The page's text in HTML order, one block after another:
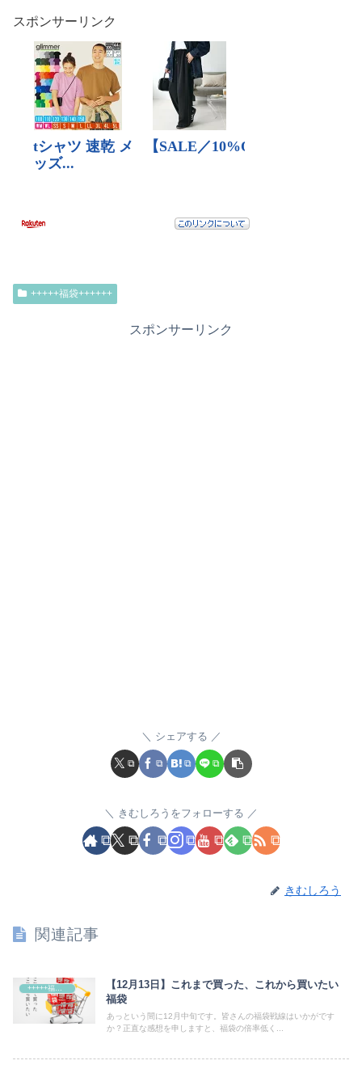
スポンサーリンク
+++++福袋++++++
スポンサーリンク
シェアする
きむしろうをフォローする
きむしろう
関連記事
+++++福袋++++++
【12月13日】これまで買った、これから買いたい
福袋
あっという間に12月中旬です。皆さんの福袋戦線はいかがです
か？正直な感想を申しますと、福袋の倍率低く...